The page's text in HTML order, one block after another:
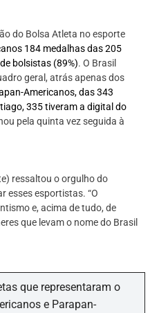
do Bolsa Atleta no esporte
184 medalhas das 205
bolsistas (89%). O Brasil
geral, atrás apenas dos
Americanos, das 343
335 tiveram a digital do
pela quinta vez seguida à
ressaltou o orgulho do
esses esportistas. “O
e, acima de tudo, de
que levam o nome do Brasil
que representaram o
e Parapan-